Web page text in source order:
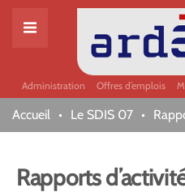
Administration Offres d’emplois
Accueil Le SDIS 07
Rapports